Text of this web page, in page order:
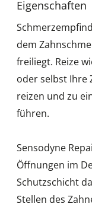
Eigenschaften
dem
freiliegt. Reize
oder selbst Ihre
reizen und zu
führen.
Sensodyne
Öffnungen im
Schutzschicht
Stellen des